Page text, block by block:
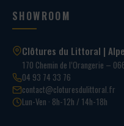
SHOWROOM
Clôtures du Littoral |
170 Chemin de l’Orangerie –
04 93 74 33 76
contact@cloturesdulittoral.fr
Lun-Ven · 8h-12h / 14h-18h